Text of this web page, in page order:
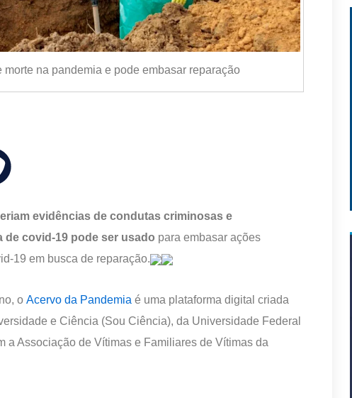
na pandemia e pode embasar reparação
evidências de condutas criminosas e
de covid-19 pode ser usado para embasar ações
19 em busca de reparação.
o Acervo da Pandemia é uma plataforma digital criada
e Ciência (Sou Ciência), da Universidade Federal
a Associação de Vítimas e Familiares de Vítimas da